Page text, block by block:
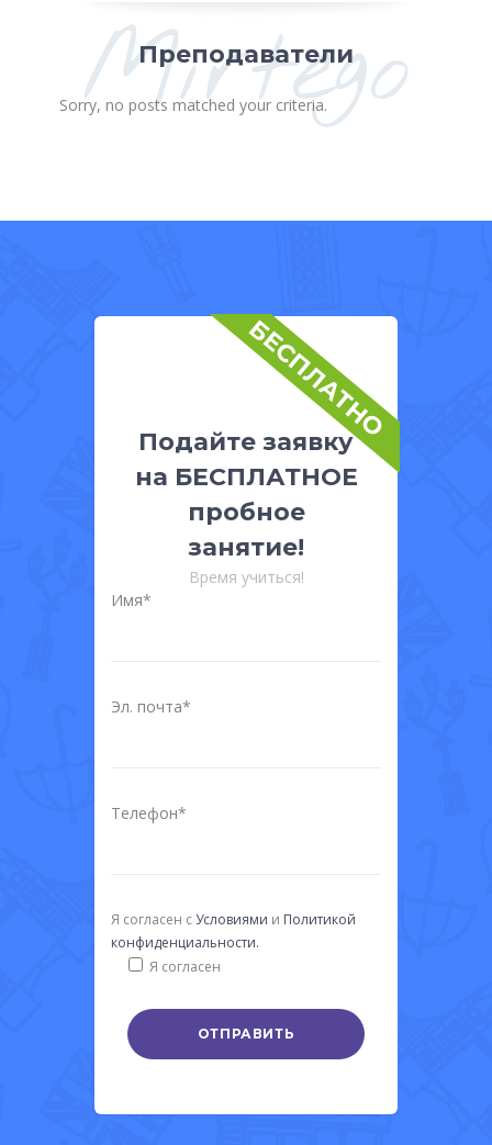
Mirtego
Преподаватели
Sorry, no posts matched your criteria.
БЕСПЛАТНО
Подайте заявку
на БЕСПЛАТНОЕ
пробное
занятие!
Время учиться!
Имя*
Эл. почта*
Телефон*
Я согласен сУсловиями и Политикой
конфиденциальности.
Я согласен